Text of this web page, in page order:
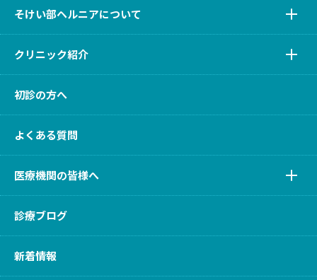
そけい部ヘルニアについて
クリニック紹介
初診の方へ
よくある質問
医療機関の皆様へ
診療ブログ
新着情報